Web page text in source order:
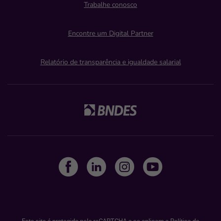
Trabalhe conosco
Encontre um Digital Partner
Relatório de transparência e igualdade salarial